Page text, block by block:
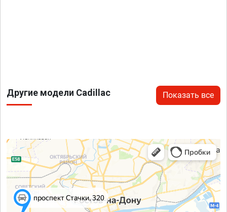
Другие модели Cadillac Показать все